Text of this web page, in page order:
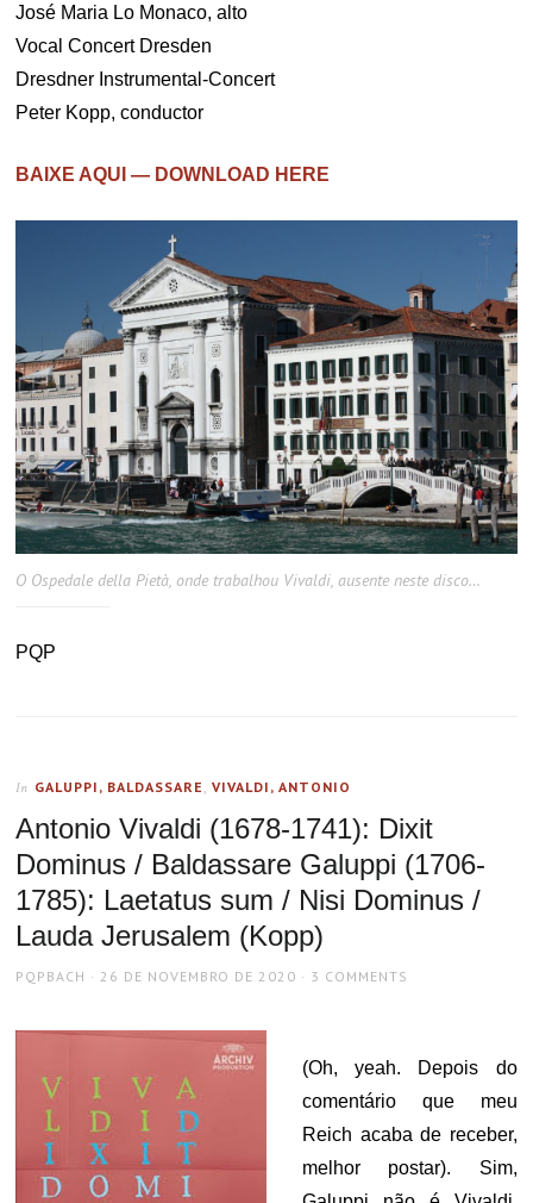
José Maria Lo Monaco, alto
Vocal Concert Dresden
Dresdner Instrumental-Concert
Peter Kopp, conductor
BAIXE AQUI — DOWNLOAD HERE
O Ospedale della Pietà, onde trabalhou Vivaldi, ausente neste disco…
PQP
In GALUPPI, BALDASSARE ,VIVALDI, ANTONIO
Antonio Vivaldi (1678-1741): Dixit
Dominus / Baldassare Galuppi (1706-
1785): Laetatus sum / Nisi Dominus /
Lauda Jerusalem (Kopp)
AUTHOR
PQPBACH
POSTED
26 DE NOVEMBRO DE 2020 3 COMMENTS
(Oh, yeah. Depois do
comentário que meu
Reich acaba de receber,
melhor postar). Sim,